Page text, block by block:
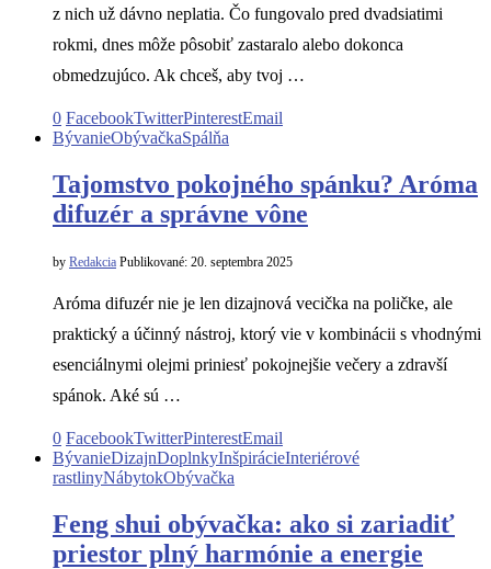
z nich už dávno neplatia. Čo fungovalo pred dvadsiatimi
rokmi, dnes môže pôsobiť zastaralo alebo dokonca
obmedzujúco. Ak chceš, aby tvoj …
0 FacebookTwitterPinterestEmail
BývanieObývačkaSpálňa
Tajomstvo pokojného spánku? Aróma
difuzér a správne vône
by Redakcia Publikované: 20. septembra 2025
Aróma difuzér nie je len dizajnová vecička na poličke, ale
praktický a účinný nástroj, ktorý vie v kombinácii s vhodnými
esenciálnymi olejmi priniesť pokojnejšie večery a zdravší
spánok. Aké sú …
0 FacebookTwitterPinterestEmail
BývanieDizajnDoplnkyInšpirácieInteriérové
rastlinyNábytokObývačka
Feng shui obývačka: ako si zariadiť
priestor plný harmónie a energie